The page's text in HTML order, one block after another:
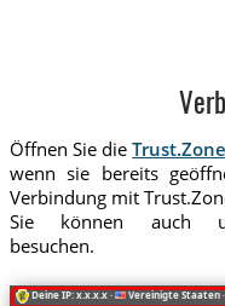
Öffnen Sie die
wenn sie bereits
Verbindung mit
Sie können auch
besuchen.
Deine IP: x.x.x.x · Vereinigte Staaten